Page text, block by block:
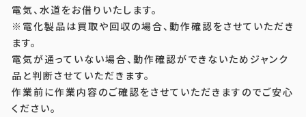
電気、水道をお借りいたします。
※電化製品は買取や回収の場合、動作確認をさせていただき
ます。
電気が通っていない場合、動作確認ができないためジャンク
品と判断させていただきます。
作業前に作業内容のご確認をさせていただきますのでご安心
ください。